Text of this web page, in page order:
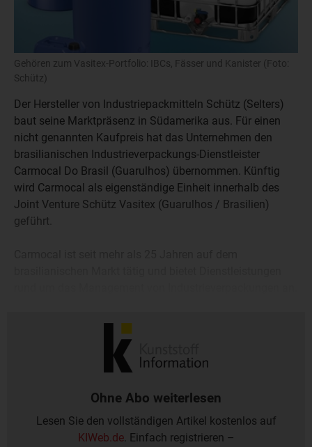
Gehören zum Vasitex-Portfolio: IBCs, Fässer und Kanister (Foto:
Schütz)
Der Hersteller von Industriepackmitteln Schütz (Selters)
baut seine Marktpräsenz in Südamerika aus. Für einen
nicht genannten Kaufpreis hat das Unternehmen den
brasilianischen Industrieverpackungs-Dienstleister
Carmocal Do Brasil (Guarulhos) übernommen. Künftig
wird Carmocal als eigenständige Einheit innerhalb des
Joint Venture Schütz Vasitex (Guarulhos / Brasilien)
geführt.
Flottenmanagement, Reinigung und Prüfung.
Ohne Abo weiterlesen
Lesen Sie den vollständigen Artikel kostenlos auf
KIWeb.de. Einfach registrieren –